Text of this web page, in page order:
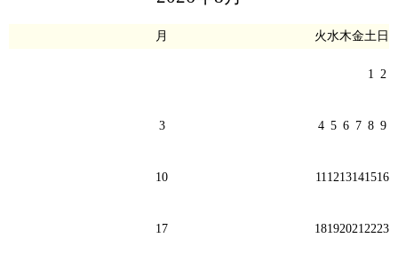
月 火水木金土 日
1 2
3 4 5 6 7 8 9
10 11 1213141516
17 18192021 2223